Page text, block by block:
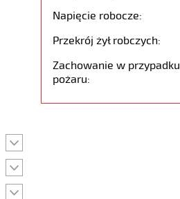
Napięcie robocze:
Przekrój żył robczych:
Zachowanie w przypadku
pożaru: